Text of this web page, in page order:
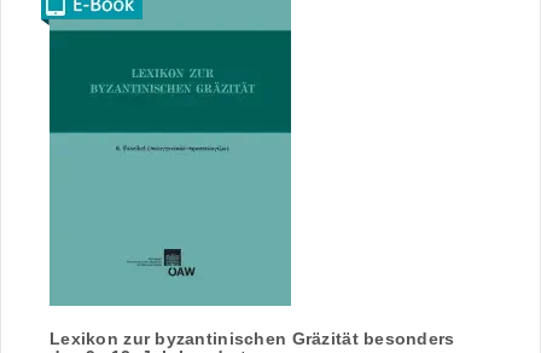
Lexikon zur byzantinischen Gräzität besonders